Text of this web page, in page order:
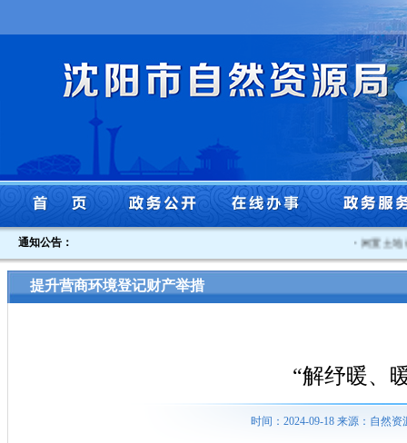
通知公告： 闲置土地
提升营商环境登记财产举措
“解纾暖、
时间：2024-09-18 来源：自然